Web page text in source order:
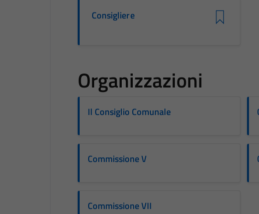
Consigliere
Organizzazioni
Il Consiglio Comunale
Commissione V
Commissione VII